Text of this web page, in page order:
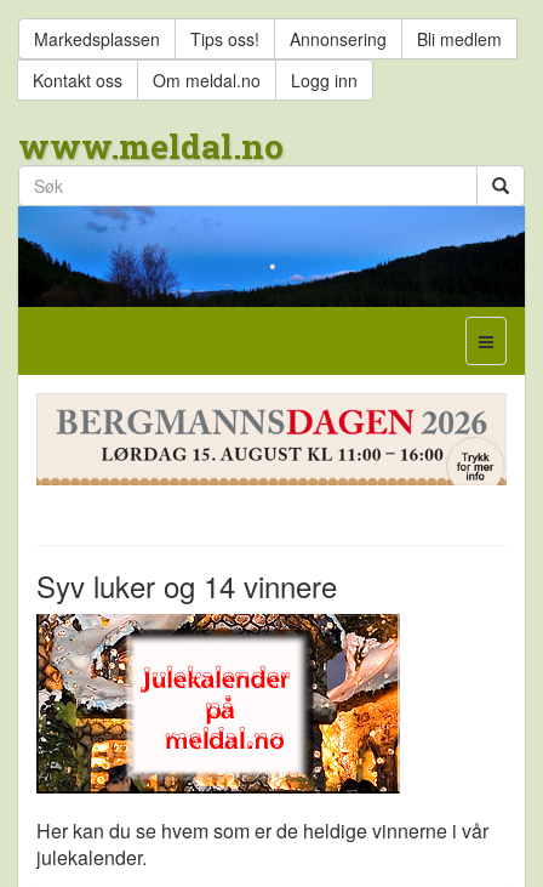
Markedsplassen Tips oss! Annonsering
Bli medlem
Kontakt oss
Om meldal.no Logg inn
www.meldal.no
Syv luker og 14 vinnere
Her kan du se hvem som er de heldige vinnerne i vår
julekalender.